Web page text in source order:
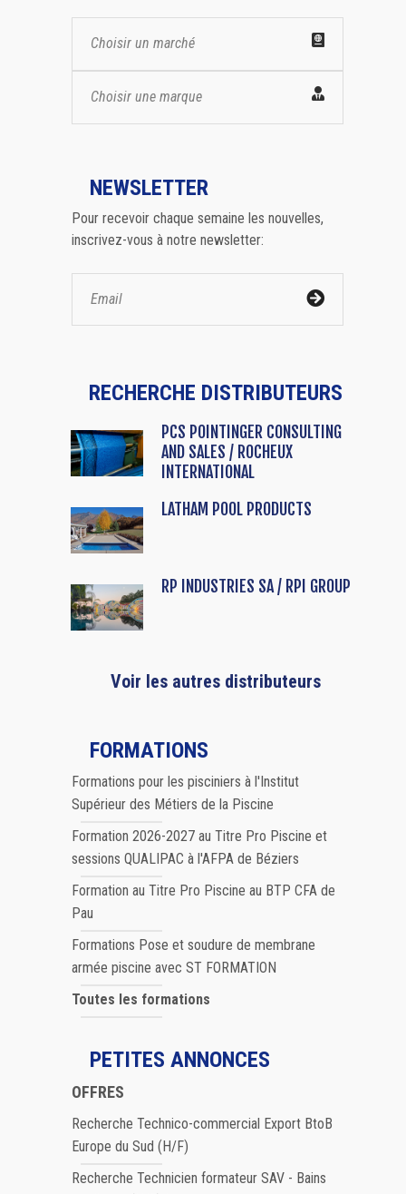
Choisir un marché
Choisir une marque
NEWSLETTER
Pour recevoir chaque semaine les nouvelles,
inscrivez-vous à notre newsletter:
RECHERCHE DISTRIBUTEURS
PCS POINTINGER CONSULTING
AND SALES / ROCHEUX
INTERNATIONAL
LATHAM POOL PRODUCTS
RP INDUSTRIES SA / RPI GROUP
Voir les autres distributeurs
FORMATIONS
Formations pour les pisciniers à l'Institut
Supérieur des Métiers de la Piscine
Formation 2026-2027 au Titre Pro Piscine et
sessions QUALIPAC à l'AFPA de Béziers
Formation au Titre Pro Piscine au BTP CFA de
Pau
Formations Pose et soudure de membrane
armée piscine avec ST FORMATION
Toutes les formations
PETITES ANNONCES
OFFRES
Recherche Technico-commercial Export BtoB
Europe du Sud (H/F)
Recherche Technicien formateur SAV - Bains